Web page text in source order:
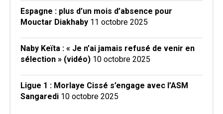
Espagne : plus d’un mois d’absence pour
Mouctar Diakhaby 11 octobre 2025
Naby Keïta : « Je n’ai jamais refusé de venir en
sélection » (vidéo) 10 octobre 2025
Ligue 1 : Morlaye Cissé s’engage avec l’ASM
Sangaredi 10 octobre 2025